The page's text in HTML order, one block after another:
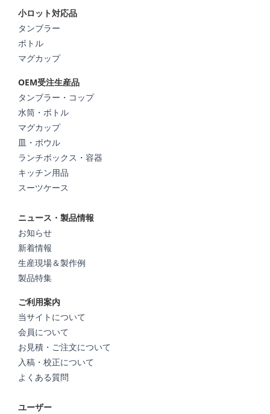
小ロット対応品
タンブラー
ボトル
マグカップ
OEM受注生産品
タンブラー・コップ
水筒・ボトル
マグカップ
皿・ボウル
ランチボックス・容器
キッチン用品
スーツケース
ニュース・製品情報
お知らせ
新着情報
生産現場＆製作例
製品特集
ご利用案内
当サイトについて
会員について
お見積・ご注文について
入稿・校正について
よくある質問
ユーザー